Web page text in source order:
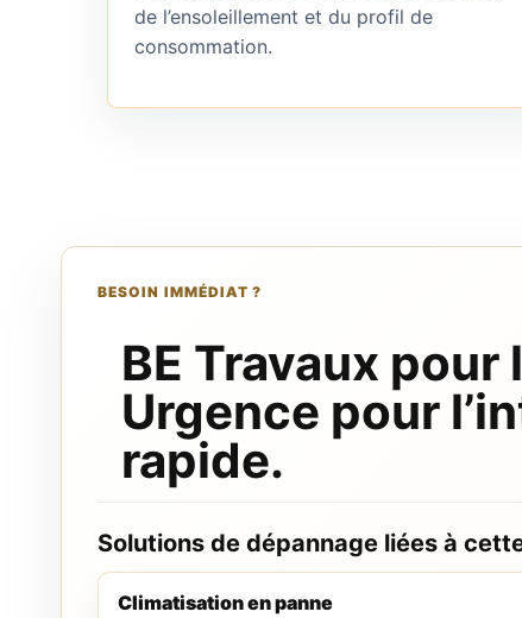
de l’ensoleillement et du profil de
consommation.
BESOIN IMMÉDIAT ?
BE Travaux pour
Urgence pour
rapide.
Solutions de dépannage liées à
Climatisation en panne